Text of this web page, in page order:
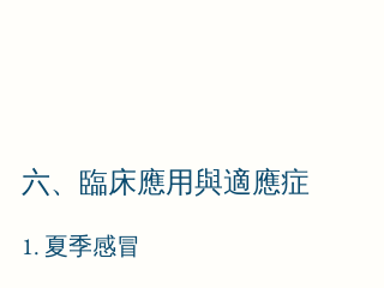
六、臨床應用與適應症
1. 夏季感冒